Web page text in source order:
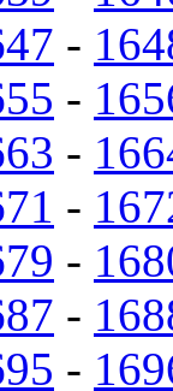
-
-
-
-
-
-
-